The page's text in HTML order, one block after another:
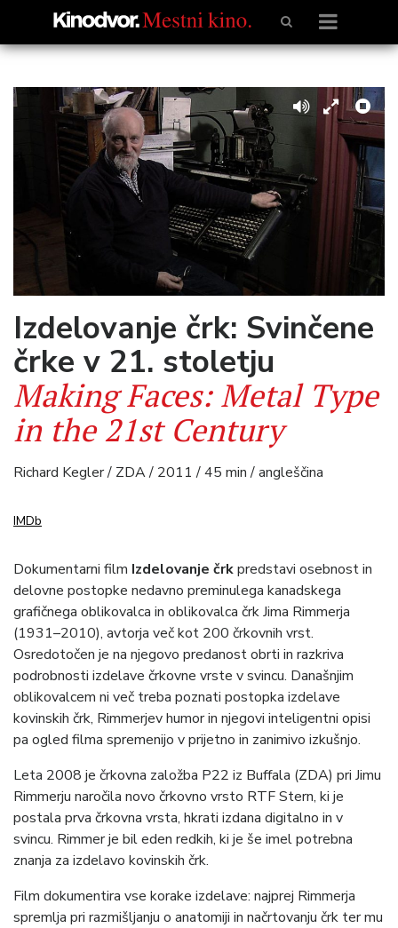
Izdelovanje črk: Svinčene
črke v 21. stoletju
Making Faces: Metal Type
in the 21st Century
Richard Kegler / ZDA / 2011 / 45 min / angleščina
IMDb
Dokumentarni film Izdelovanje črkpredstavi osebnost in
delovne postopke nedavno preminulega kanadskega
grafičnega oblikovalca in oblikovalca črk Jima Rimmerja
(1931–2010), avtorja več kot 200 črkovnih vrst.
Osredotočen je na njegovo predanost obrti in razkriva
podrobnosti izdelave črkovne vrste v svincu. Današnjim
oblikovalcem ni več treba poznati postopka izdelave
kovinskih črk, Rimmerjev humor in njegovi inteligentni opisi
pa ogled filma spremenijo v prijetno in zanimivo izkušnjo.
Leta 2008 je črkovna založba P22 iz Buffala (ZDA) pri Jimu
Rimmerju naročila novo črkovno vrsto RTF Stern, ki je
postala prva črkovna vrsta, hkrati izdana digitalno in v
svincu. Rimmer je bil eden redkih, ki je še imel potrebna
znanja za izdelavo kovinskih črk.
Film dokumentira vse korake izdelave: najprej Rimmerja
spremlja pri razmišljanju o anatomiji in načrtovanju črk ter mu